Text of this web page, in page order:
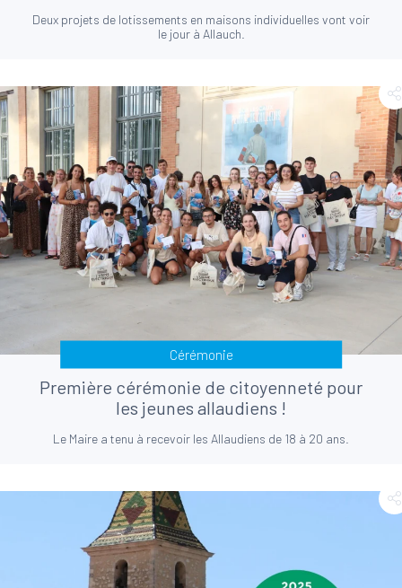
Deux projets de lotissements en maisons individuelles vont voir
le jour à Allauch.
Cérémonie
Première cérémonie de citoyenneté pour
les jeunes allaudiens !
Le Maire a tenu à recevoir les Allaudiens de 18 à 20 ans.